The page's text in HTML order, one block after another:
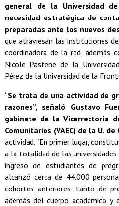
general de la Universidad
necesidad estratégica de
preparadas ante los nuevos
que atraviesan las instituciones
coordinadora de la red, además
Nicole Pastene de la
Pérez de la Universidad de la
“Se trata de una actividad de
razones”, señaló Gustavo
gabinete de la Vicerrectoría
Comunitarios (VAEC) de la U. de
actividad. “En primer lugar,
a la totalidad de las
ingreso de estudiantes de
alcanzó cerca de 44.000
cohortes anteriores, tanto de
además del cuerpo académico y